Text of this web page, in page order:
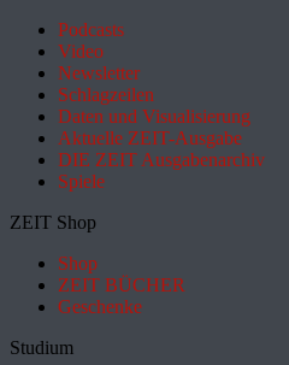
Podcasts
Video
Newsletter
Schlagzeilen
Daten und Visualisierung
Aktuelle ZEIT-Ausgabe
DIE ZEIT Ausgabenarchiv
Spiele
ZEIT Shop
Shop
ZEIT BÜCHER
Geschenke
Studium